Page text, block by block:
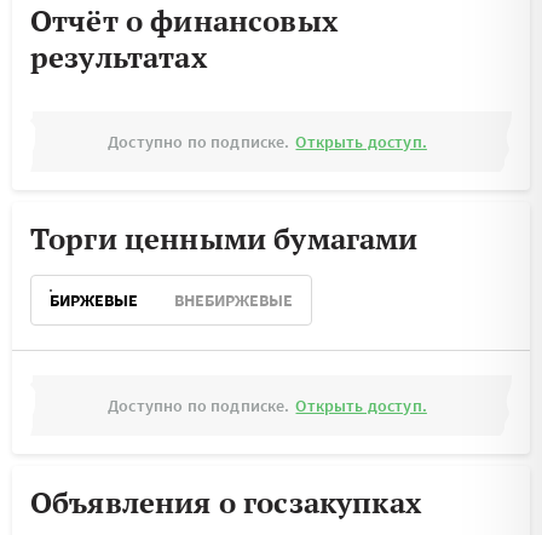
Отчёт о финансовых
результатах
Доступно по подписке. Открыть доступ.
Торги ценными бумагами
БИРЖЕВЫЕ ВНЕБИРЖЕВЫЕ
Доступно по подписке. Открыть доступ.
Объявления о госзакупках